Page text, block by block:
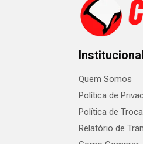
Institucional
Quem Somos
Política de
Política de
Relatório de